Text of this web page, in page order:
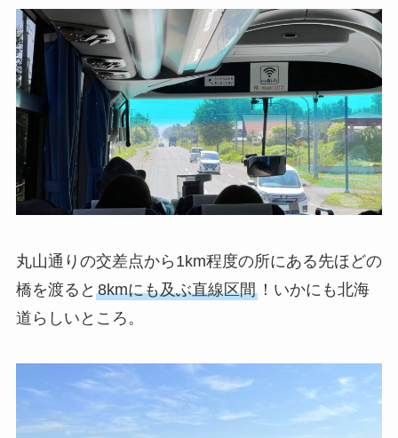
丸山通りの交差点から1km程度の所にある先ほどの
橋を渡ると 8kmにも及ぶ直線区間！いかにも北海
道らしいところ。